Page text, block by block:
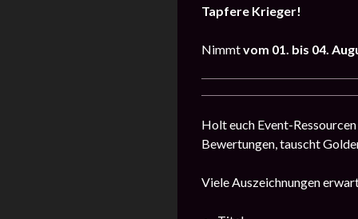
Tapfere Krieger!
Nimmtvom 01. bis 04.
Holt euch Event-
Bewertungen, tauscht
Viele Auszeichnungen